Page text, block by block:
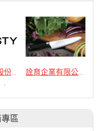
小林機械廠股份有限公司 詮育企業有限公司
區